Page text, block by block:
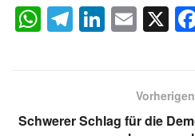
W
h
A
T
el
a
Li
n
dI
E
m
X
Schwerer Schlag für die